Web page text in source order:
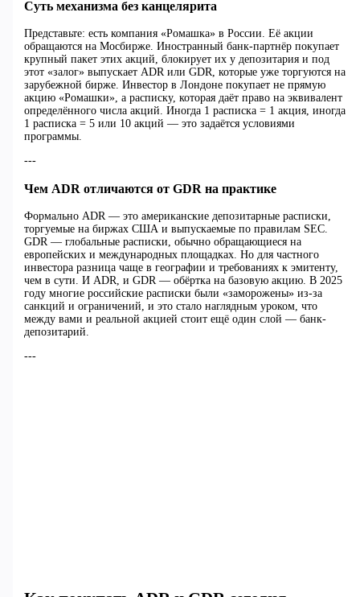
Суть механизма без канцелярита
Представьте: есть компания «Ромашка» в России. Её акции
обращаются на Мосбирже. Иностранный банк-партнёр покупает
крупный пакет этих акций, блокирует их у депозитария и под
этот «залог» выпускает ADR или GDR, которые уже торгуются на
зарубежной бирже. Инвестор в Лондоне покупает не прямую
акцию «Ромашки», а расписку, которая даёт право на эквивалент
определённого числа акций. Иногда 1 расписка = 1 акция, иногда
1 расписка = 5 или 10 акций — это задаётся условиями
программы.
---
Чем ADR отличаются от GDR на практике
Формально ADR — это американские депозитарные расписки,
торгуемые на биржах США и выпускаемые по правилам SEC.
GDR — глобальные расписки, обычно обращающиеся на
европейских и международных площадках. Но для частного
инвестора разница чаще в географии и требованиях к эмитенту,
чем в сути. И ADR, и GDR — обёртка на базовую акцию. В 2025
году многие российские расписки были «заморожены» из-за
санкций и ограничений, и это стало наглядным уроком, что
между вами и реальной акцией стоит ещё один слой — банк-
депозитарий.
---